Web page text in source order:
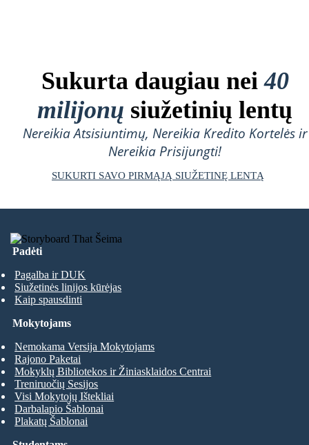
Sukurta daugiau nei40
milijonų siužetinių lentų
Nereikia Atsisiuntimų, Nereikia Kredito Kortelės ir
Nereikia Prisijungti!
SUKURTI SAVO PIRMĄJĄ SIUŽETINĘ LENTĄ
Padėti
Pagalba ir DUK
Siužetinės linijos kūrėjas
Kaip spausdinti
Mokytojams
Nemokama Versija Mokytojams
Rajono Paketai
Mokyklų Bibliotekos ir Žiniasklaidos Centrai
Treniruočių Sesijos
Visi Mokytojų Ištekliai
Darbalapio Šablonai
Plakatų Šablonai